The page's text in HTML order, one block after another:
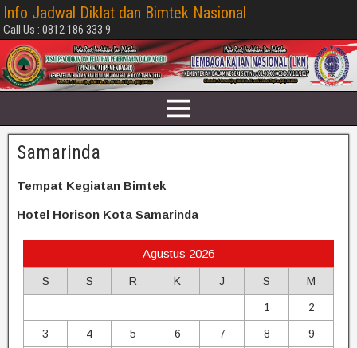
Info Jadwal Diklat dan Bimtek Nasional
Call Us : 0812 186 333 9
Samarinda
Tempat Kegiatan Bimtek
Hotel Horison Kota Samarinda
Agustus 2026
S S R K J S M
1 2
3 4 5 6 7 8 9